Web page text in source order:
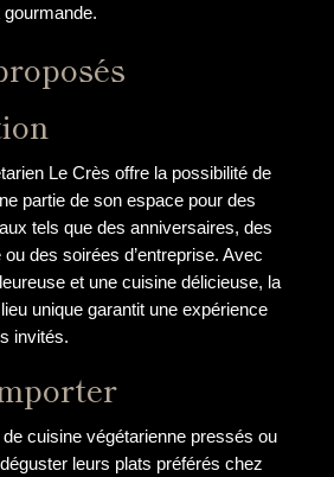
Le Crès offre la possibilité de
partie de son espace pour des
tels que des anniversaires, des
des soirées d’entreprise. Avec
et une cuisine délicieuse, la
unique garantit une expérience
invités.
cuisine végétarienne pressés ou
leurs plats préférés chez